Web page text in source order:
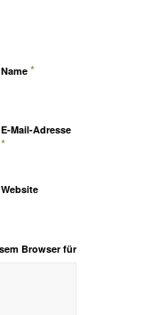
Name *
E-Mail-Adresse
*
Website
Browser für